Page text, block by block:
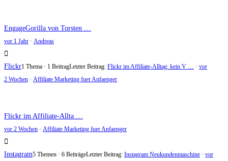
EngageGorilla von Torsten …
vor 1 Jahr · Andreas
Flickr1 Thema · 1 BeitragLetzter Beitrag: Flickr im Affiliate-Alltag: kein V … · vor
2 Wochen · Affiliate Marketing fuer Anfaenger
Flickr im Affiliate-Allta …
vor 2 Wochen · Affiliate Marketing fuer Anfaenger
Instagram5 Themen · 6 BeiträgeLetzter Beitrag: Instagram Neukundenmaschine · vor